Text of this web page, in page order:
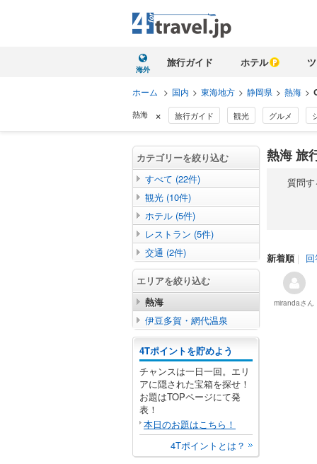
海外
旅行ガイド ホテル
ホーム > 国内 > 東海地方 > 静岡県 > 熱海 >
熱海 × 旅行ガイド 観光 グルメ
熱海 旅
質問す
新着順｜
mirandaさん
カテゴリーを絞り込む
すべて (22件)
観光 (10件)
ホテル (5件)
レストラン (5件)
交通 (2件)
エリアを絞り込む
熱海
伊豆多賀・網代温泉
4Tポイントを貯めよう
チャンスは一日一回。エリ
アに隠された宝箱を探せ！
お題はTOPページにて発
表！
本日のお題はこちら！
4Tポイントとは？